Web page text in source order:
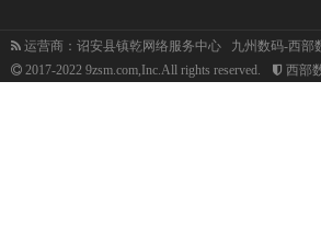
运营商：诏安县镇乾网络服务中心 九州数码-西部
2017-2022 9zsm.com,Inc.All rights reserved.
西部